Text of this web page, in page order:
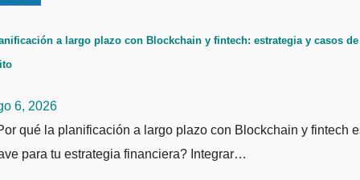
a largo plazo con Blockchain y fintech: estrategia y casos de
6, 2026
qué la planificación a largo plazo con Blockchain y fintech
para tu estrategia financiera? Integrar…